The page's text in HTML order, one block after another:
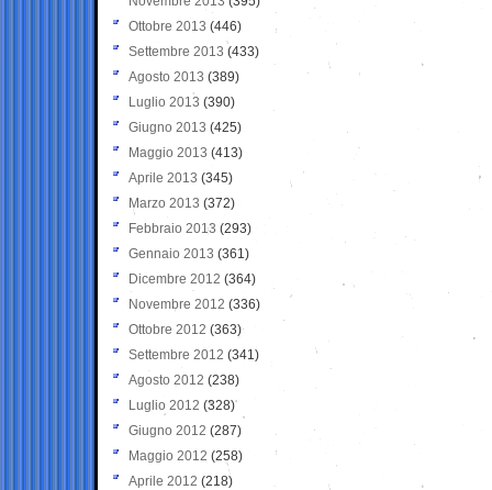
Ottobre 2013 (446)
Settembre 2013 (433)
Agosto 2013 (389)
Luglio 2013 (390)
Giugno 2013 (425)
Maggio 2013 (413)
Aprile 2013 (345)
Marzo 2013 (372)
Febbraio 2013 (293)
Gennaio 2013 (361)
Dicembre 2012 (364)
Novembre 2012 (336)
Ottobre 2012 (363)
Settembre 2012 (341)
Agosto 2012 (238)
Luglio 2012 (328)
Giugno 2012 (287)
Maggio 2012 (258)
Aprile 2012 (218)